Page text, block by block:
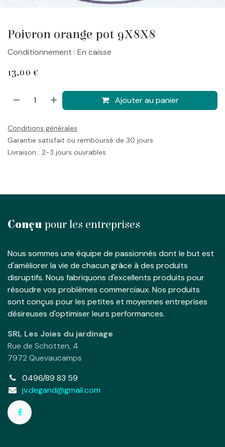
Poivron orange pot 9X8X8
Conditionnement : En caisse
13,00 €
Ajouter au panier
Conditions générales
Garantie satisfait ou remboursé de 30 jours
Livraison : 2-3 jours ouvrables
Conçu pour les entreprises
Nous sommes une équipe de passionnés dont le but est
d'améliorer la vie de chacun grâce à des produits
disruptifs. Nous fabriquons d'excellents produits pour
résoudre vos problèmes commerciaux. Nos produits
sont conçus pour les petites et moyennes entreprises
désireuses d'optimiser leurs performances.
SRL Les Joies du jardinage
Rue de Schotten, 4
7972 Quevaucamps
0496/89 83 59
jv.degand@gmail.com